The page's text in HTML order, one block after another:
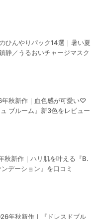
ひんやりパック14選｜暑い夏
静／うるおいチャージマスク
秋新作｜血色感が可愛い♡
ュ ブルーム』新3色をレビュー
秋新作｜ハリ肌を叶える『B.
デーション』を口コミ
年秋新作｜『ドレスドブル